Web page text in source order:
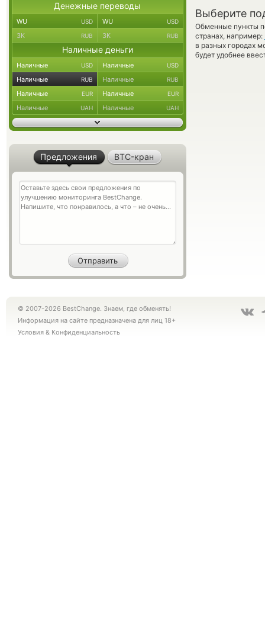
Выберите
Обменные пункты
странах, например:
в разных городах
будет удобнее
Денежные переводы
WU USD WU USD
ЗК RUB ЗК RUB
Наличные деньги
Наличные USD Наличные USD
Наличные RUB Наличные RUB
Наличные EUR Наличные EUR
Наличные UAH Наличные UAH
Предложения BTC-кран
© 2007-2026 BestChange. Знаем, где обменять!
Информация на сайте предназначена для лиц 18+
Условия & Конфиденциальность